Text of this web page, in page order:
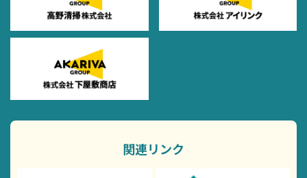
関連リンク